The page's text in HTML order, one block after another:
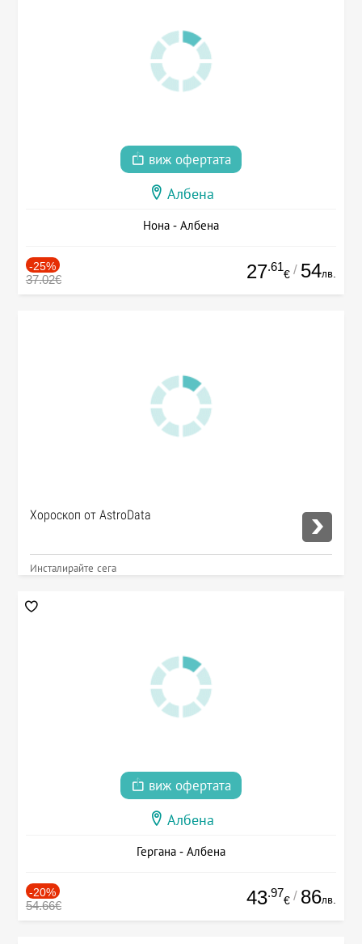
виж офертата
Албена
Нона - Албена
-25%
37.02€ 27.61
€ / 54лв.
Хороскоп от AstroData
Инсталирайте сега
виж офертата
Албена
Гергана - Албена
-20%
54.66€ 43.97
€ / 86лв.